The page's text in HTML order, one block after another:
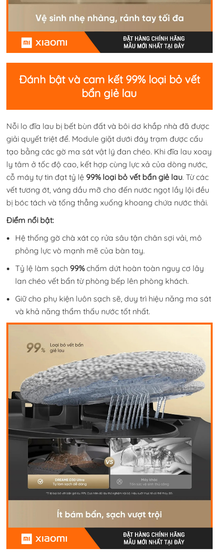
Đánh bật và cam kết 99% loại bỏ vết
bẩn giẻ lau
Nỗi lo đĩa lau bị bết bùn đất và bôi dơ khắp nhà đã được
giải quyết triệt để. Module giặt dưới đáy trạm được cấu
tạo bằng các gờ ma sát vật lý đan chéo. Khi đĩa lau xoay
ly tâm ở tốc độ cao, kết hợp cùng lực xả của dòng nước,
cỗ máy tự tin đạt tỷ lệ 99% loại bỏ vết bẩn giẻ lau. Từ các
vết tương ớt, váng dầu mỡ cho đến nước ngọt lầy lội đều
bị bóc tách và tống thẳng xuống khoang chứa nước thải.
Điểm nổi bật:
Hệ thống gờ chà xát cọ rửa sâu tận chân sợi vải, mô
phỏng lực vò mạnh mẽ của bàn tay.
Tỷ lệ làm sạch 99%chấm dứt hoàn toàn nguy cơ lây
lan chéo vết bẩn từ phòng bếp lên phòng khách.
Giữ cho phụ kiện luôn sạch sẽ, duy trì hiệu năng ma sát
và khả năng thẩm thấu nước tốt nhất.